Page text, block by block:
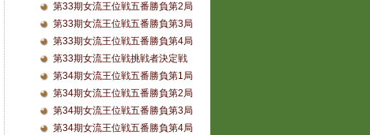
第33期女流王位戦五番勝負第2局
第33期女流王位戦五番勝負第3局
第33期女流王位戦五番勝負第4局
第33期女流王位戦挑戦者決定戦
第34期女流王位戦五番勝負第1局
第34期女流王位戦五番勝負第2局
第34期女流王位戦五番勝負第3局
第34期女流王位戦五番勝負第4局